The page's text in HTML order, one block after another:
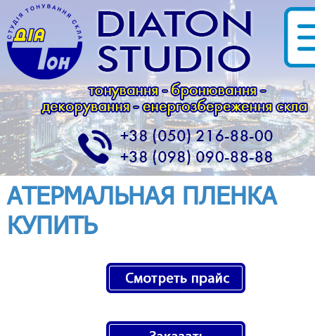
АТЕРМАЛЬНАЯ ПЛЕНКА
КУПИТЬ